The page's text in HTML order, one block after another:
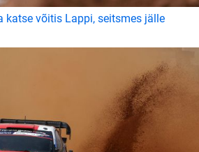
katse võitis Lappi, seitsmes jälle